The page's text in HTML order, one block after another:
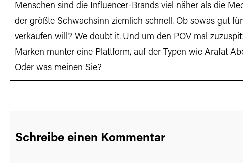
Menschen sind die Influencer-Brands viel näher als die
der größte Schwachsinn ziemlich schnell. Ob sowas gut
verkaufen will? We doubt it. Und um den POV mal
Marken munter eine Plattform, auf der Typen wie Arafat
Oder was meinen Sie?
Schreibe einen Kommentar